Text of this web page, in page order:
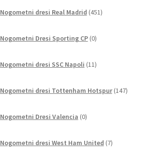
Nogometni dresi Real Madrid 451izdelkov
Nogometni Dresi Sporting CP 0izdelkov
Nogometni dresi SSC Napoli 11izdelkov
Nogometni dresi Tottenham Hotspur 147
Nogometni Dresi Valencia 0izdelkov
Nogometni dresi West Ham United 7izdelkov